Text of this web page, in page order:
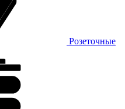
Розеточные